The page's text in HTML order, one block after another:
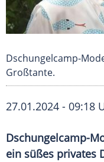
Dschungelcamp-
Großtante.
27.01.2024 - 09:18
Dschungelcamp-
ein süßes privates